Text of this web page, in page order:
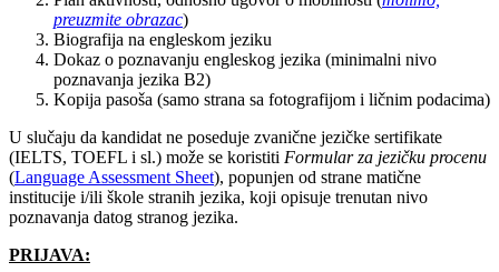
preuzmite obrazac)
Biografija na engleskom jeziku
Dokaz o poznavanju engleskog jezika (minimalni nivo
poznavanja jezika B2)
Kopija pasoša (samo strana sa fotografijom i ličnim podacima)
U slučaju da kandidat ne poseduje zvanične jezičke sertifikate
(IELTS, TOEFL i sl.) može se koristiti Formular za jezičku procenu
(Language Assessment Sheet), popunjen od strane matične
institucije i/ili škole stranih jezika, koji opisuje trenutan nivo
poznavanja datog stranog jezika.
PRIJAVA: